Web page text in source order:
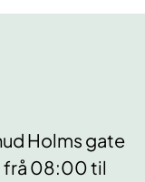
Holms gate
frå 08:00 til